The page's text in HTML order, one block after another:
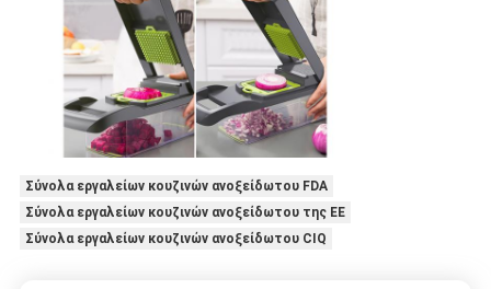
Σύνολα εργαλείων κουζινών ανοξείδωτου FDA
Σύνολα εργαλείων κουζινών ανοξείδωτου της ΕΕ
Σύνολα εργαλείων κουζινών ανοξείδωτου CIQ